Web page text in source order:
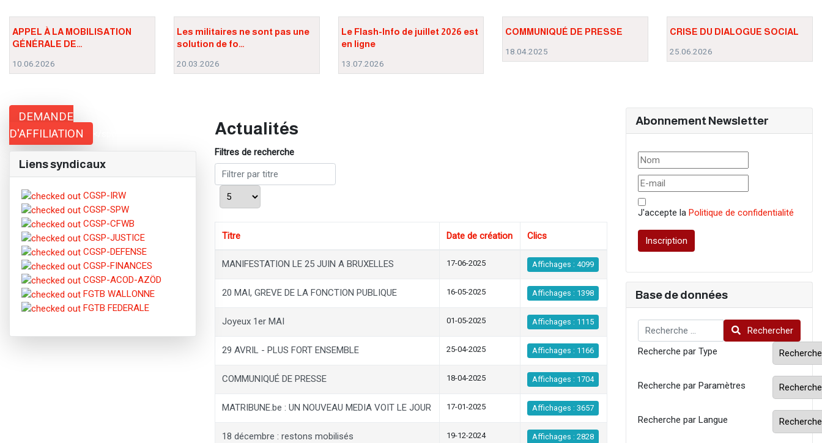
APPEL À LA MOBILISATION
GÉNÉRALE DE…
10.06.2026
Les militaires ne sont pas une
solution de fo…
20.03.2026
Le Flash-Info de juillet 2026 est
en ligne
13.07.2026
COMMUNIQUÉ DE PRESSE
18.04.2025
CRISE DU DIALOGUE SOCIAL
25.06.2026
Actualités
Filtres de recherche
Filtrer par titre
Afficher #
Titre Date de création Clics
MANIFESTATION LE 25 JUIN A BRUXELLES 17-06-2025 Affichages : 4099
20 MAI, GREVE DE LA FONCTION PUBLIQUE 16-05-2025 Affichages : 1398
Joyeux 1er MAI 01-05-2025 Affichages : 1115
29 AVRIL - PLUS FORT ENSEMBLE 25-04-2025 Affichages : 1166
COMMUNIQUÉ DE PRESSE 18-04-2025 Affichages : 1704
MATRIBUNE.be ​: UN NOUVEAU MEDIA VOIT LE JOUR 17-01-2025 Affichages : 3657
18 décembre : restons mobilisés 19-12-2024 Affichages : 2828
DEMANDE
D'AFFILIATION
Liens syndicaux
CGSP-IRW
CGSP-SPW
CGSP-CFWB
CGSP-JUSTICE
CGSP-DEFENSE
CGSP-FINANCES
CGSP-ACOD-AZÖD
FGTB WALLONNE
FGTB FEDERALE
Abonnement Newsletter
J'accepte la Politique de confidentialité
Inscription
Base de données
Rechercher
Rechercher
Recherche par Type
Recherche par Paramètres
Recherche par Langue